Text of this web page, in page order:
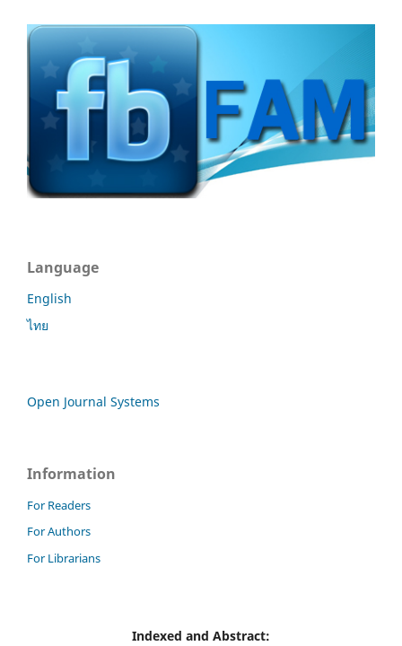
Language
English
ไทย
Open Journal Systems
Information
For Readers
For Authors
For Librarians
Indexed and Abstract: